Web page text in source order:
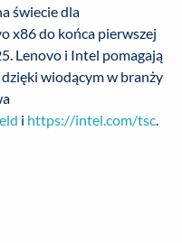
świecie dla
x86 do końca pierwszej
Lenovo i Intel pomagają
wiodącym w branży
i https://intel.com/tsc.